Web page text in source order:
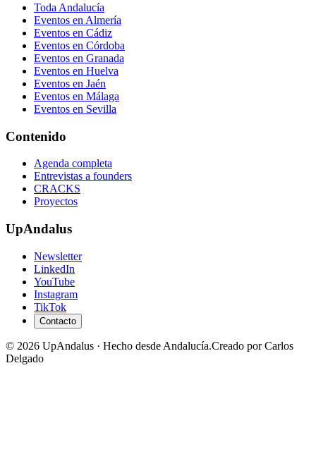
Toda Andalucía
Eventos en Almería
Eventos en Cádiz
Eventos en Córdoba
Eventos en Granada
Eventos en Huelva
Eventos en Jaén
Eventos en Málaga
Eventos en Sevilla
Contenido
Agenda completa
Entrevistas a founders
CRACKS
Proyectos
UpAndalus
Newsletter
LinkedIn
YouTube
Instagram
TikTok
Contacto
© 2026 UpAndalus · Hecho desde Andalucía.Creado por Carlos
Delgado